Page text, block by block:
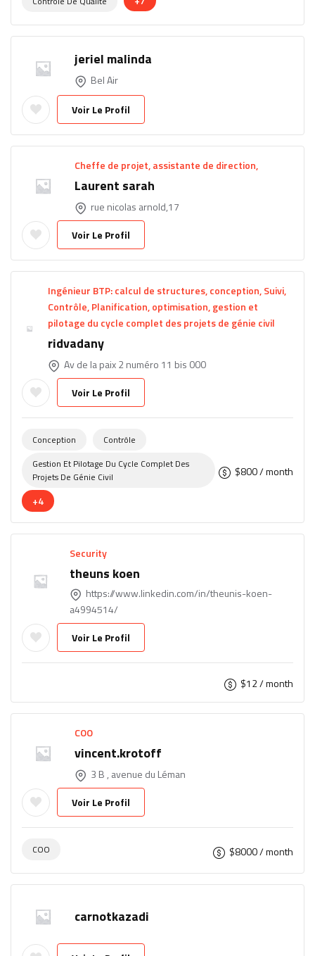
jeriel malinda
Bel Air
Voir Le Profil
Cheffe de projet, assistante de direction,
Laurent sarah
rue nicolas arnold,17
Voir Le Profil
Ingénieur BTP: calcul de structures, conception, Suivi,
Contrôle, Planification, optimisation, gestion et
pilotage du cycle complet des projets de génie civil
ridvadany
Av de la paix 2 numéro 11 bis 000
Voir Le Profil
Conception
Contrôle
Gestion Et Pilotage Du Cycle Complet Des
Projets De Génie Civil
+4
$800/ month
Security
theuns koen
https://www.linkedin.com/in/theunis-koen-
a4994514/
Voir Le Profil
$12/ month
COO
vincent.krotoff
3 B , avenue du Léman
Voir Le Profil
COO $8000/ month
carnotkazadi